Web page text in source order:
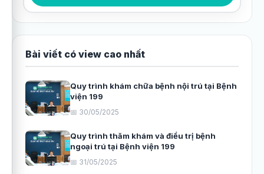
Bài viết có view cao nhất
Quy trình khám chữa bệnh nội trú tại Bệnh
viện 199
📅 30/05/2025
Quy trình thăm khám và điều trị bệnh
ngoại trú tại Bệnh viện 199
📅 31/05/2025